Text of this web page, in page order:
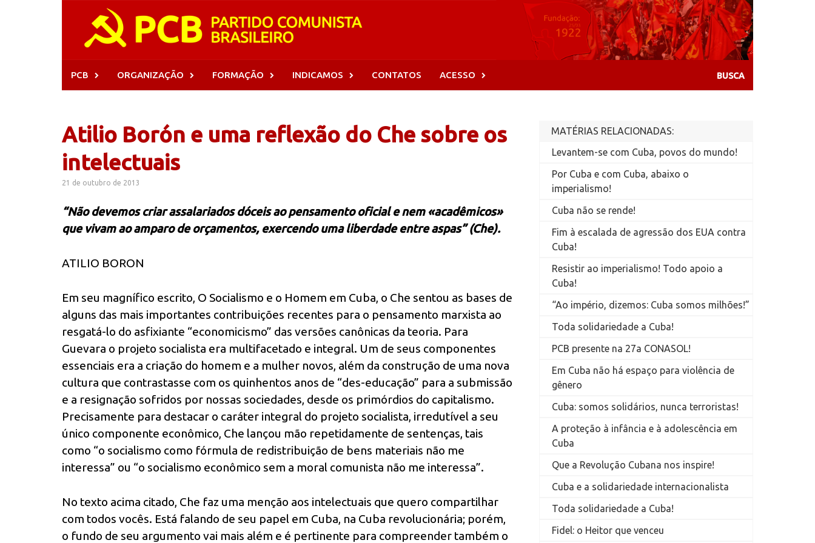
PCB ORGANIZAÇÃO FORMAÇÃO INDICAMOS CONTATOS ACESSO
Atilio Borón e uma reflexão do Che sobre os
intelectuais
21 de outubro de 2013
“Não devemos criar assalariados dóceis ao pensamento oficial e nem «acadêmicos»
que vivam ao amparo de orçamentos, exercendo uma liberdade entre aspas” (Che).
ATILIO BORON
Em seu magnífico escrito, O Socialismo e o Homem em Cuba, o Che sentou as bases de
alguns das mais importantes contribuições recentes para o pensamento marxista ao
resgatá-lo do asfixiante “economicismo” das versões canônicas da teoria. Para
Guevara o projeto socialista era multifacetado e integral. Um de seus componentes
essenciais era a criação do homem e a mulher novos, além da construção de uma nova
cultura que contrastasse com os quinhentos anos de “des-educação” para a submissão
e a resignação sofridos por nossas sociedades, desde os primórdios do capitalismo.
Precisamente para destacar o caráter integral do projeto socialista, irredutível a seu
único componente econômico, Che lançou mão repetidamente de sentenças, tais
como “o socialismo como fórmula de redistribuição de bens materiais não me
interessa” ou “o socialismo econômico sem a moral comunista não me interessa”.
No texto acima citado, Che faz uma menção aos intelectuais que quero compartilhar
com todos vocês. Está falando de seu papel em Cuba, na Cuba revolucionária; porém,
o fundo de seu argumento vai mais além e é pertinente para compreender também o
MATÉRIAS RELACIONADAS:
Levantem-se com Cuba, povos do mundo!
Por Cuba e com Cuba, abaixo o
imperialismo!
Cuba não se rende!
Fim à escalada de agressão dos EUA contra
Cuba!
Resistir ao imperialismo! Todo apoio a
Cuba!
“Ao império, dizemos: Cuba somos milhões!”
Toda solidariedade a Cuba!
PCB presente na 27a CONASOL!
Em Cuba não há espaço para violência de
gênero
Cuba: somos solidários, nunca terroristas!
A proteção à infância e à adolescência em
Cuba
Que a Revolução Cubana nos inspire!
Cuba e a solidariedade internacionalista
Toda solidariedade a Cuba!
Fidel: o Heitor que venceu